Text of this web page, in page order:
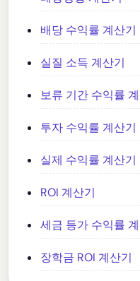
배당 수익률 계산기
실질 소득 계산기
보류 기간 수익률
투자 수익률 계산기
실제 수익률 계산기
ROI 계산기
세금 등가 수익률
장학금 ROI 계산기